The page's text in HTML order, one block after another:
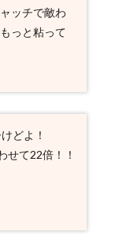
ッチで敵わ
っと粘って
どよ！
せて22倍！！